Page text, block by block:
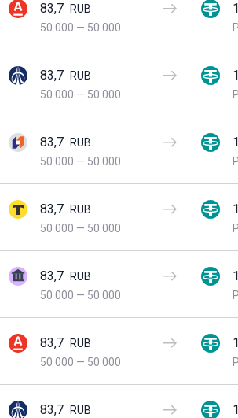
83,7
RUB
50 000 — 50 000
1
83,7
RUB
50 000 — 50 000
1
83,7
RUB
50 000 — 50 000
1
83,7
RUB
50 000 — 50 000
1
83,7
RUB
50 000 — 50 000
1
83,7
RUB
50 000 — 50 000
1
83,7
RUB
1